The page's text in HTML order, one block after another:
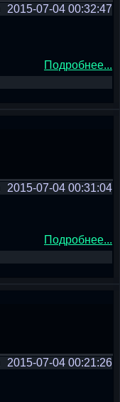
2015-07-04 00:32:47
Подробнее...
2015-07-04 00:31:04
Подробнее...
2015-07-04 00:21:26